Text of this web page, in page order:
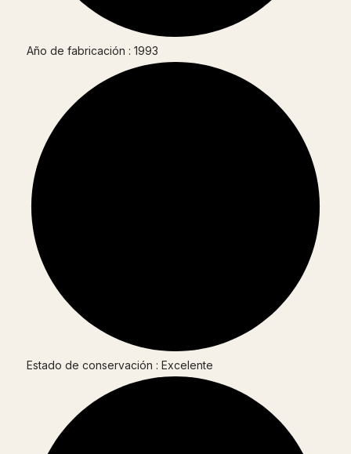
Año de fabricación : 1993
Estado de conservación : Excelente